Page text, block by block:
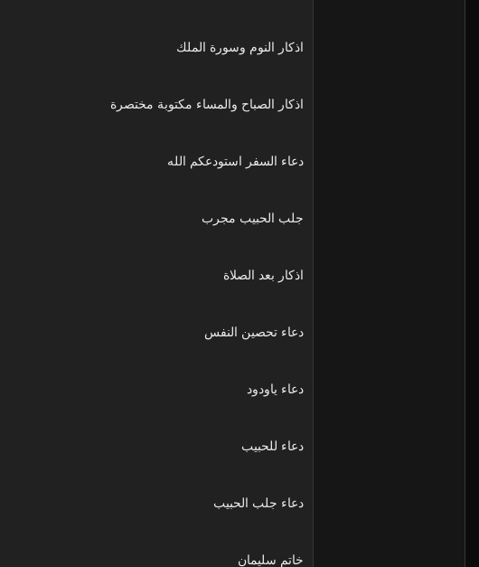
اذكار النوم وسورة الملك
اذكار الصباح والمساء مكتوبة مختصرة
دعاء السفر استودعكم الله
جلب الحبيب مجرب
اذكار بعد الصلاة
دعاء تحصين النفس
دعاء ياودود
دعاء للحبيب
دعاء جلب الحبيب
خاتم سليمان